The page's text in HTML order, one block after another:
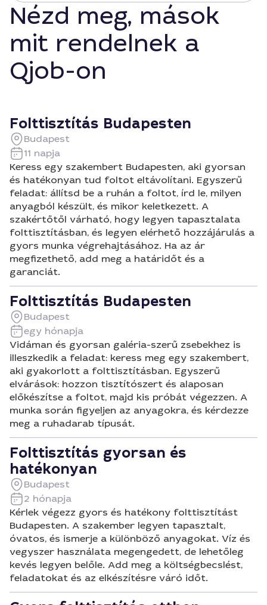
Nézd meg, mások
mit rendelnek a
Qjob-on
Folttisztítás Budapesten
Budapest
11 napja
Keress egy szakembert Budapesten, aki gyorsan
és hatékonyan tud foltot eltávolítani. Egyszerű
feladat: állítsd be a ruhán a foltot, írd le, milyen
anyagból készült, és mikor keletkezett. A
szakértőtől várható, hogy legyen tapasztalata
folttisztításban, és legyen elérhető hozzájárulás a
gyors munka végrehajtásához. Ha az ár
megfizethető, add meg a határidőt és a
garanciát.
Folttisztítás Budapesten
Budapest
egy hónapja
Vidáman és gyorsan galéria-szerű zsebekhez is
illeszkedik a feladat: keress meg egy szakembert,
aki gyakorlott a folttisztításban. Egyszerű
elvárások: hozzon tisztítószert és alaposan
előkészítse a foltot, majd kis próbát végezzen. A
munka során figyeljen az anyagokra, és kérdezze
meg a ruhadarab típusát.
Folttisztítás gyorsan és
hatékonyan
Budapest
2 hónapja
Kérlek végezz gyors és hatékony folttisztítást
Budapesten. A szakember legyen tapasztalt,
óvatos, és ismerje a különböző anyagokat. Víz és
vegyszer használata megengedett, de lehetőleg
kevés legyen belőle. Add meg a költségbecslést,
feladatokat és az elkészítésre váró időt.